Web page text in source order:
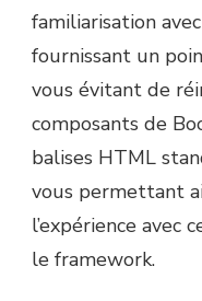
familiarisation
fournissant un
vous évitant de
composants de
balises HTML
vous permettant
l’expérience avec
le framework.